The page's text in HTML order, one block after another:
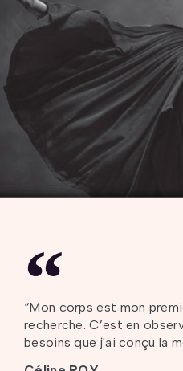
“Mon corps est mon
recherche. C’est en
besoins que j'ai conçu la